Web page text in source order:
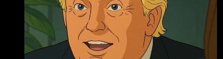
是根據白宮跨部門小組的認定，指出這些設備構
成了「嚴重的網路安全風險」，可能被利用來立
即且嚴重地破壞美國的關鍵基礎設施。 根據新規
定，這項禁令